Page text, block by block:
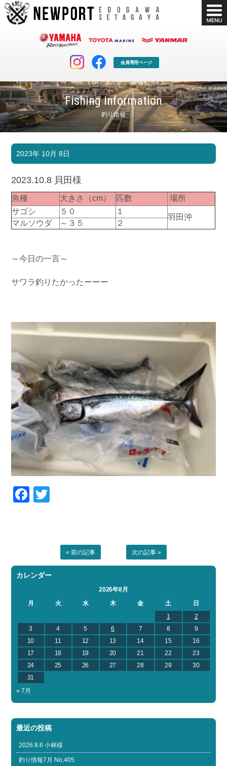
会員専用ページ
Fishing information
釣り情報
マリンクラブ
マリンライフを堪能したい！
ボート販売
ボート免許
長年の実績と信頼！
店舗情報
Shop Info.
公式ブログ
Blog
Recruit
2023年 10月 8日
2023.10.8 貝田様
魚種 大きさ（cm） 匹数
場所
サゴシ
５０ １
羽田沖
マルソウダ ～３５ ２
～今日の一言～
サワラ釣りたかったーーー
Facebook
« 前の記事 次の記事 »
カレンダー
2026年8月
月
火 水 木 金 土
日
1
2
3
4 5 6 7 8
9
10
11 12 13 14 15
16
17
18 19 20 21 22
23
24
25 26 27 28 29
30
31
« 7月
最近の投稿
2026.8.6 小林様
釣り情報7月 No,405